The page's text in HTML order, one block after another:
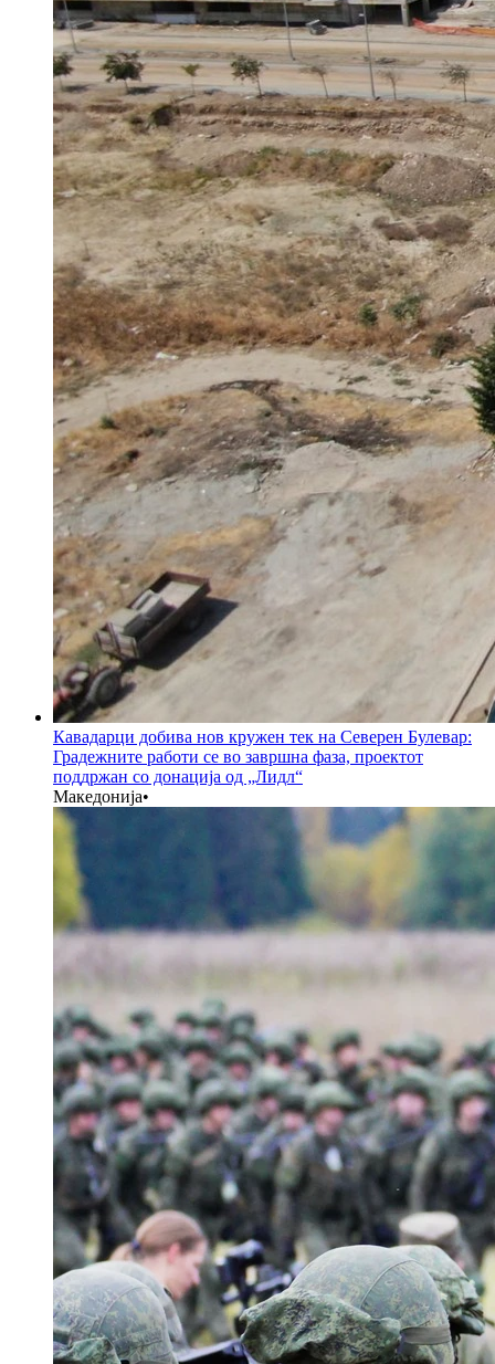
Кавадарци добива нов кружен тек на Северен Булевар:
Градежните работи се во завршна фаза, проектот
поддржан со донација од „Лидл“
Македонија•